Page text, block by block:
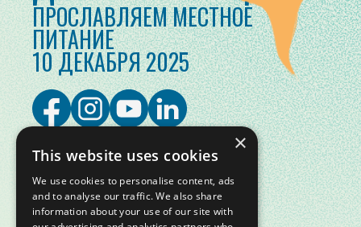
ПРОСЛАВЛЯЕМ МЕСТНОЕ
ПИТАНИЕ
10 ДЕКАБРЯ 2025
×
This website uses cookies
We use cookies to personalise content, ads
and to analyse our traffic. We also share
information about your use of our site with